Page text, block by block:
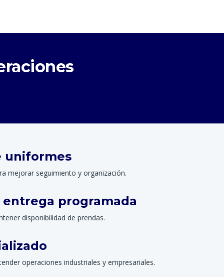
uniformes
mejorar seguimiento y organización.
entrega programada
disponibilidad de prendas.
operaciones industriales y empresariales.